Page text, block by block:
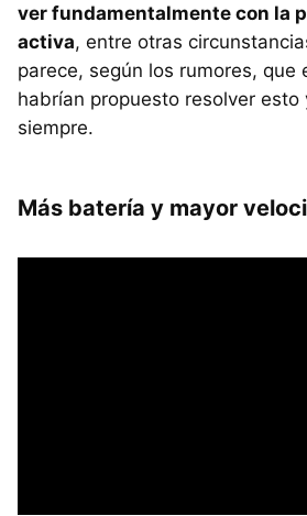
ver fundamentalmente con la
activa, entre otras
parece, según los rumores, que
habrían propuesto resolver esto
siempre.
Más batería y mayor